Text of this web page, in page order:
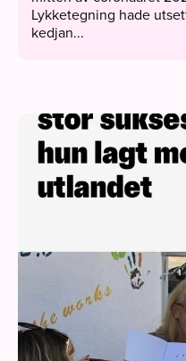
Lykketegning hade
kedjan...